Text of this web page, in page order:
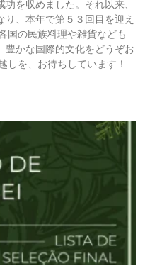
を収めました。それ以来、
、本年で第５３回目を迎え
国の民族料理や雑貨なども
豊かな国際的文化をどうぞお
しを、お待ちしています！